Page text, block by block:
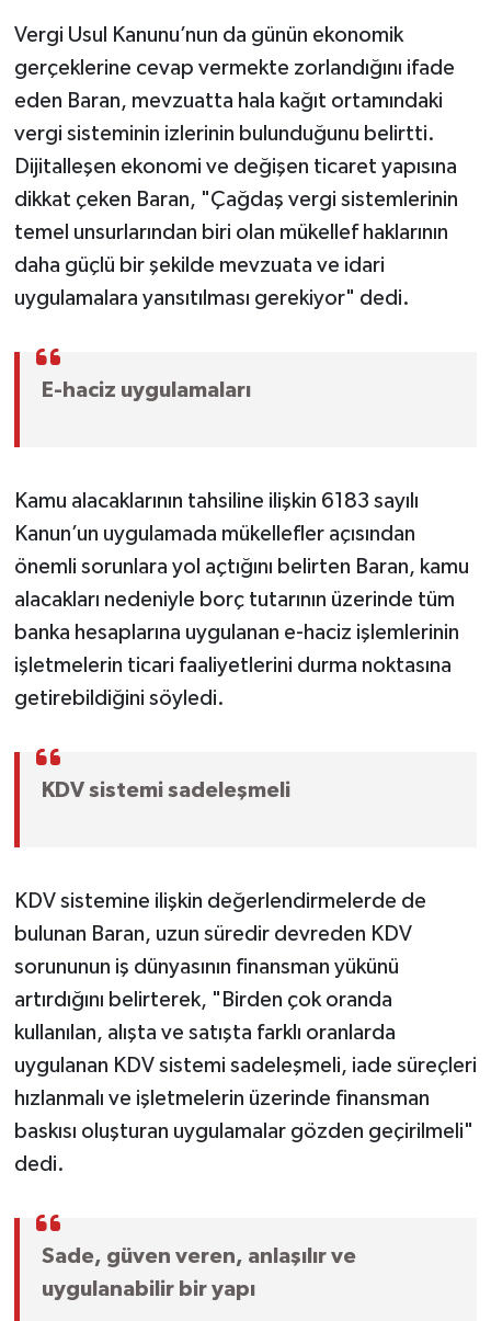
Vergi Usul Kanunu’nun da günün ekonomik
gerçeklerine cevap vermekte zorlandığını ifade
eden Baran, mevzuatta hala kağıt ortamındaki
vergi sisteminin izlerinin bulunduğunu belirtti.
Dijitalleşen ekonomi ve değişen ticaret yapısına
dikkat çeken Baran, "Çağdaş vergi sistemlerinin
temel unsurlarından biri olan mükellef haklarının
daha güçlü bir şekilde mevzuata ve idari
uygulamalara yansıtılması gerekiyor" dedi.
E-haciz uygulamaları
Kamu alacaklarının tahsiline ilişkin 6183 sayılı
Kanun’un uygulamada mükellefler açısından
önemli sorunlara yol açtığını belirten Baran, kamu
alacakları nedeniyle borç tutarının üzerinde tüm
banka hesaplarına uygulanan e-haciz işlemlerinin
işletmelerin ticari faaliyetlerini durma noktasına
getirebildiğini söyledi.
KDV sistemi sadeleşmeli
KDV sistemine ilişkin değerlendirmelerde de
bulunan Baran, uzun süredir devreden KDV
sorununun iş dünyasının finansman yükünü
artırdığını belirterek, "Birden çok oranda
kullanılan, alışta ve satışta farklı oranlarda
uygulanan KDV sistemi sadeleşmeli, iade süreçleri
hızlanmalı ve işletmelerin üzerinde finansman
baskısı oluşturan uygulamalar gözden geçirilmeli"
dedi.
Sade, güven veren, anlaşılır ve
uygulanabilir bir yapı